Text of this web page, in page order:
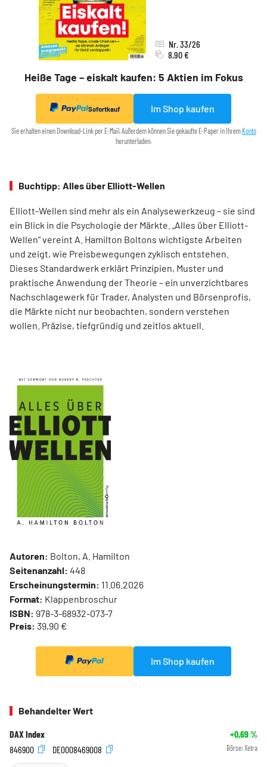
Heiße Tage – eiskalt kaufen: 5 Aktien im Fokus
Nr. 33/26
8,90 €
Sofortkauf Im Shop kaufen
Sie erhalten einen Download-Link per E-Mail. Außerdem können Sie gekaufte E-Paper in Ihrem Konto
herunterladen.
Buchtipp: Alles über Elliott-Wellen
Elliott-Wellen sind mehr als ein Analysewerkzeug – sie sind
ein Blick in die Psychologie der Märkte. „Alles über Elliott-
Wellen“ vereint A. Hamilton Boltons wichtigste Arbeiten
und zeigt, wie Preisbewegungen zyklisch entstehen.
Dieses Standardwerk erklärt Prinzipien, Muster und
praktische Anwendung der Theorie – ein unverzichtbares
Nachschlagewerk für Trader, Analysten und Börsenprofis,
die Märkte nicht nur beobachten, sondern verstehen
wollen. Präzise, tiefgründig und zeitlos aktuell.
Autoren: Bolton, A. Hamilton
Seitenanzahl: 448
Erscheinungstermin: 11.06.2026
Format: Klappenbroschur
ISBN: 978-3-68932-073-7
Preis: 39,90 €
Im Shop kaufen
Behandelter Wert
DAX Index +0,69%
846900
DE0008469008 Börse: Xetra